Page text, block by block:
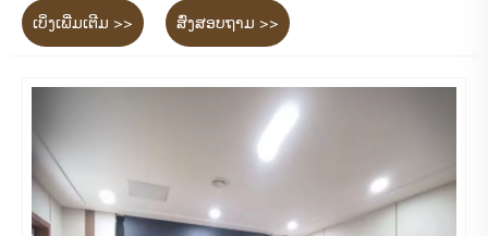
ເບິ່ງເພີ່ມເຕີມ >> ສົ່ງສອບຖາມ >>